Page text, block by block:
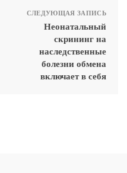
СЛЕДУЮЩАЯ ЗАПИСЬ
Неонатальный
скрининг на
наследственные
болезни обмена
включает в себя